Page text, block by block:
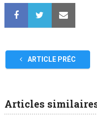
ARTICLE PRÉC
Articles